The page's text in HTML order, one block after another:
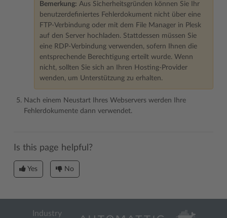
Bemerkung: Aus Sicherheitsgründen können Sie Ihr
benutzerdefiniertes Fehlerdokument nicht über eine
FTP-Verbindung oder mit dem File Manager in Plesk
auf den Server hochladen. Stattdessen müssen Sie
eine RDP-Verbindung verwenden, sofern Ihnen die
entsprechende Berechtigung erteilt wurde. Wenn
nicht, sollten Sie sich an Ihren Hosting-Provider
wenden, um Unterstützung zu erhalten.
Nach einem Neustart Ihres Webservers werden Ihre
Fehlerdokumente dann verwendet.
Is this page helpful?
Yes No
Industry